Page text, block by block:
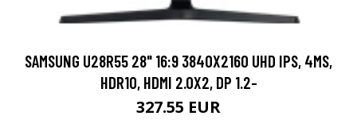
SAMSUNG U28R55 28" 16:9 3840X2160 UHD IPS, 4MS,
HDR10, HDMI 2.0X2, DP 1.2-
327.55 EUR